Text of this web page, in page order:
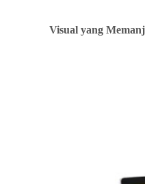
Visual yang